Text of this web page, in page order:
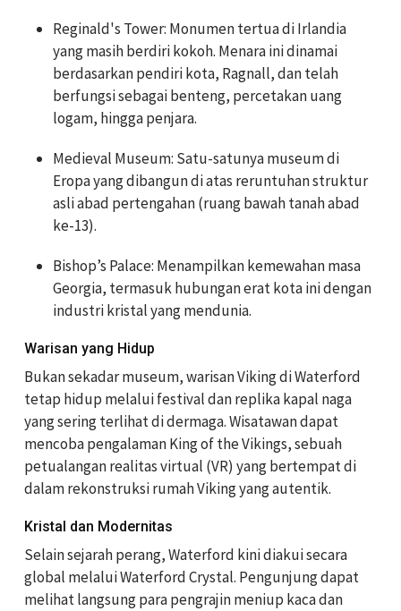
Reginald's Tower: Monumen tertua di Irlandia
yang masih berdiri kokoh. Menara ini dinamai
berdasarkan pendiri kota, Ragnall, dan telah
berfungsi sebagai benteng, percetakan uang
logam, hingga penjara.
Medieval Museum: Satu-satunya museum di
Eropa yang dibangun di atas reruntuhan struktur
asli abad pertengahan (ruang bawah tanah abad
ke-13).
Bishop’s Palace: Menampilkan kemewahan masa
Georgia, termasuk hubungan erat kota ini dengan
industri kristal yang mendunia.
Warisan yang Hidup
Bukan sekadar museum, warisan Viking di Waterford
tetap hidup melalui festival dan replika kapal naga
yang sering terlihat di dermaga. Wisatawan dapat
mencoba pengalamanKing of the Vikings, sebuah
petualangan realitas virtual (VR) yang bertempat di
dalam rekonstruksi rumah Viking yang autentik.
Kristal dan Modernitas
Selain sejarah perang, Waterford kini diakui secara
global melaluiWaterford Crystal. Pengunjung dapat
melihat langsung para pengrajin meniup kaca dan